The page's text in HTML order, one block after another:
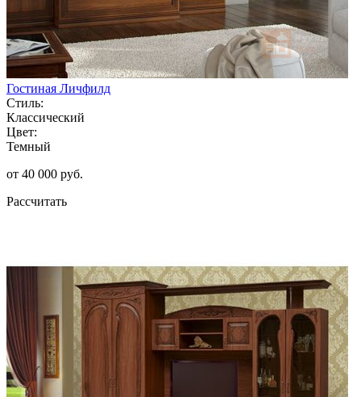
Гостиная Личфилд
Стиль:
Классический
Цвет:
Темный
от 40 000 руб.
Рассчитать